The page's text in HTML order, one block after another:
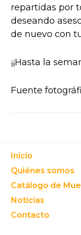
repartidas por
deseando
de nuevo con
¡¡Hasta la
Fuente
Footer
Inicio
Quiénes somos
Catálogo de
Noticias
Contacto